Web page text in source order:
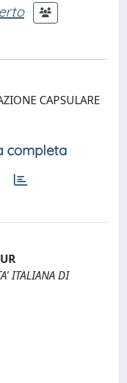
CAPSULARE
completa
ITALIANA DI